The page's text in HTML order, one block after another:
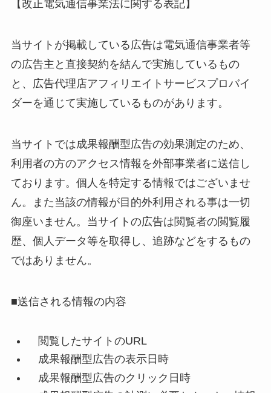
【改正電気通信事業法に関する表記】
当サイトが掲載している広告は電気通信事業者等
の広告主と直接契約を結んで実施しているもの
と、広告代理店アフィリエイトサービスプロバイ
ダーを通じて実施しているものがあります。
当サイトでは成果報酬型広告の効果測定のため、
利用者の方のアクセス情報を外部事業者に送信し
ております。個人を特定する情報ではございませ
ん。また当該の情報が目的外利用される事は一切
御座いません。当サイトの広告は閲覧者の閲覧履
歴、個人データ等を取得し、追跡などをするもの
ではありません。
■送信される情報の内容
閲覧したサイトのURL
成果報酬型広告の表示日時
成果報酬型広告のクリック日時